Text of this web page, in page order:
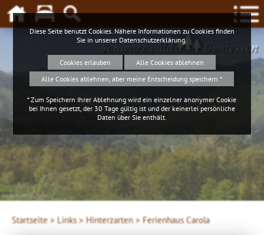
Schwarzwald Geniessen
4ws-netdesign
Startseite > Links > Hinterzarten > Ferienhaus Carola
Diese Seite benutzt Cookies. Nähere Informationen zu Cookies finden
Sie in unserer Datenschutzerklärung
Cookies erlauben
Alle Cookies ablehnen
Alle Cookies ablehnen, aber meine Entscheidung speichern *
* Zum Speichern Ihrer Ablehnung wird ein einzelner anonymer Cookie
bei Ihnen gesetzt, der 30 Tage gültig ist und der keinerlei persönliche
Daten über Sie enthält.